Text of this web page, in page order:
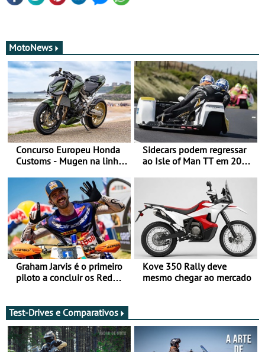
MotoNews
Concurso Europeu Honda
Customs - Mugen na linha
Sidecars podem regressar
ao Isle of Man TT em 2027
Graham Jarvis é o primeiro
piloto a concluir os Red
Kove 350 Rally deve
mesmo chegar ao mercado
Test-Drives e Comparativos